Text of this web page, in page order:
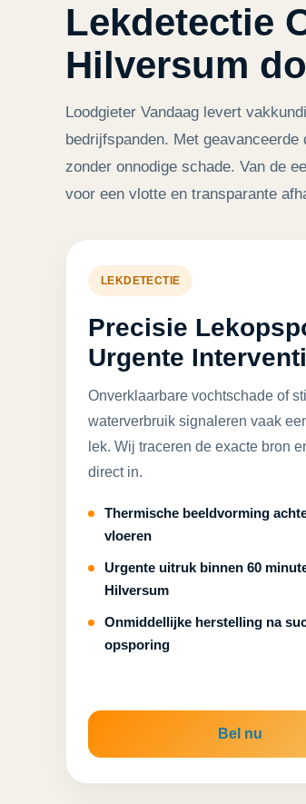
Lekdetectie
Hilversum
Loodgieter Vandaag levert
bedrijfspanden. Met
zonder onnodige schade. Van de
voor een vlotte en transparante
LEKDETECTIE
Precisie
Urgente
Onverklaarbare vochtschade of
waterverbruik signaleren vaak
lek. Wij traceren de exacte bron
direct in.
Thermische beeldvorming
vloeren
Urgente uitruk binnen 60
Hilversum
Onmiddellijke herstelling na
opsporing
Bel nu